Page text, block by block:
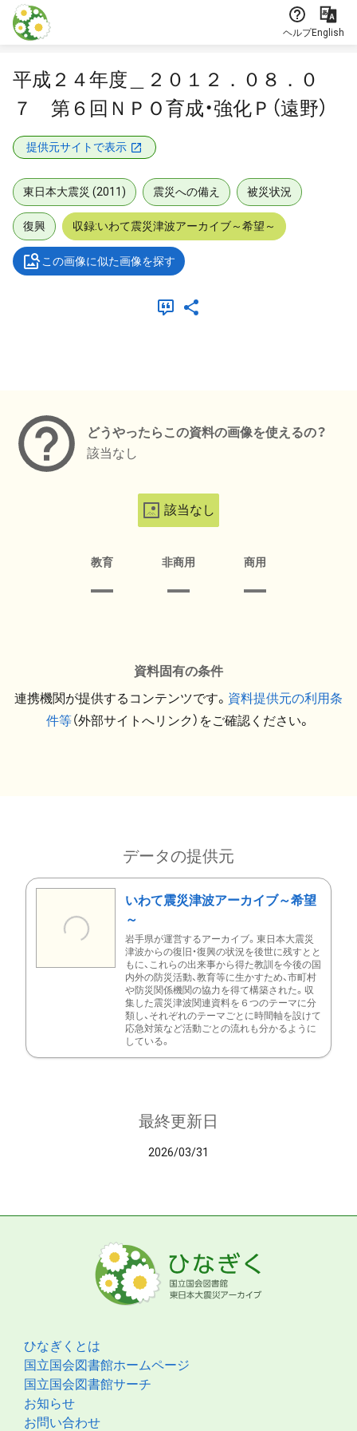
本文に飛ぶ
ヘルプEnglish
平成２４年度＿２０１２．０８．０
７ 第６回ＮＰＯ育成・強化Ｐ（遠野）
提供元サイトで表示
東日本大震災 (2011) 震災への備え 被災状況
復興 収録:いわて震災津波アーカイブ～希望～
この画像に似た画像を探す
どうやったらこの資料の画像を使えるの？
該当なし
該当なし
教育 非商用 商用
資料固有の条件
連携機関が提供するコンテンツです。 資料提供元の利用条
件等（外部サイトへリンク）をご確認ください。
データの提供元
いわて震災津波アーカイブ～希望
～
岩手県が運営するアーカイブ。東日本大震災
津波からの復旧・復興の状況を後世に残すとと
もに、これらの出来事から得た教訓を今後の国
内外の防災活動、教育等に生かすため、市町村
や防災関係機関の協力を得て構築された。収
集した震災津波関連資料を６つのテーマに分
類し、それぞれのテーマごとに時間軸を設けて
応急対策など活動ごとの流れも分かるように
している。
最終更新日
2026/03/31
ひなぎくとは
国立国会図書館ホームページ
国立国会図書館サーチ
お知らせ
お問い合わせ